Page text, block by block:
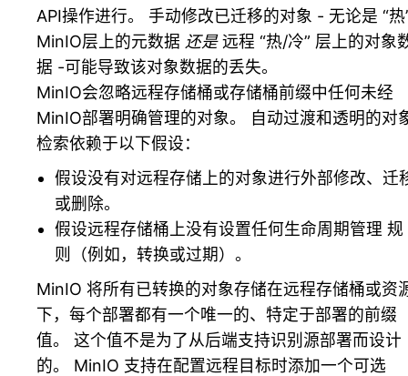
API操作进行。 手动修改已迁移的对象 - 无论是 “热
MinIO层上的元数据 还是远程 “热/冷” 层上的对象
据 -可能导致该对象数据的丢失。
MinIO会忽略远程存储桶或存储桶前缀中任何未经
MinIO部署明确管理的对象。 自动过渡和透明的对
检索依赖于以下假设：
假设没有对远程存储上的对象进行外部修改、迁
或删除。
假设远程存储桶上没有设置任何生命周期管理 规
则（例如，转换或过期）。
MinIO 将所有已转换的对象存储在远程存储桶或资
下，每个部署都有一个唯一的、特定于部署的前缀
值。 这个值不是为了从后端支持识别源部署而设计
的。 MinIO 支持在配置远程目标时添加一个可选